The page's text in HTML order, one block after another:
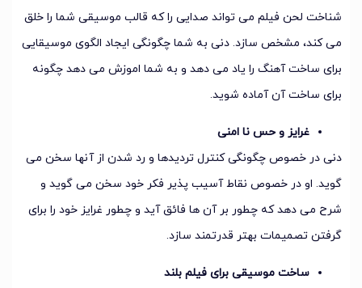
شناخت لحن فیلم می تواند صدایی را که قالب موسیقی شما را خلق
می کند، مشخص سازد. دنی به شما چگونگی ایجاد الگوی موسیقایی
برای ساخت آهنگ را یاد می دهد و به شما اموزش می دهد چگونه
برای ساخت آن آماده شوید.
غرایز و حس نا امنی
دنی در خصوص چگونگی کنترل تردیدها و رد شدن از آنها سخن می
گوید. او در خصوص نقاط آسیب پذیر فکر خود سخن می گوید و
شرح می دهد که چطور بر آن ها فائق آید و چطور غرایز خود را برای
گرفتن تصمیمات بهتر قدرتمند سازد.
ساخت موسیقی برای فیلم بلند